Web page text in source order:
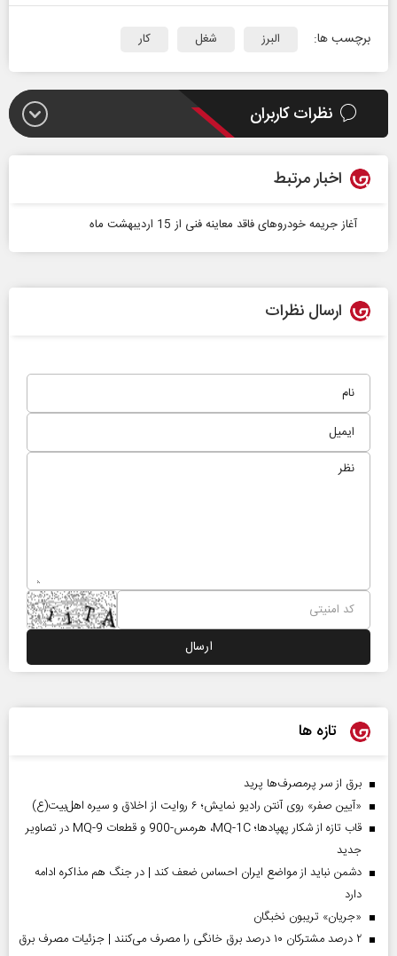
برچسب ها: البرز شغل کار
نظرات کاربران
اخبار مرتبط
آغاز جریمه خودروهای فاقد معاینه فنی از 15 اردیبهشت ماه
ارسال نظرات
تازه ها
برق از سر پرمصرف‌ها پرید
«آیین صفر» روی آنتن رادیو نمایش؛ ۶ روایت از اخلاق و سیره اهل‌بیت(ع)
قاب تازه از شکار پهپادها؛ MQ-1C، هرمس-900 و قطعات MQ-9 در تصاویر
جدید
دشمن نباید از مواضع ایران احساس ضعف کند | در جنگ هم مذاکره ادامه
دارد
«جریان» تریبون نخبگان
۲ درصد مشترکان ۱۰ درصد برق خانگی را مصرف می‌کنند | جزئیات مصرف برق